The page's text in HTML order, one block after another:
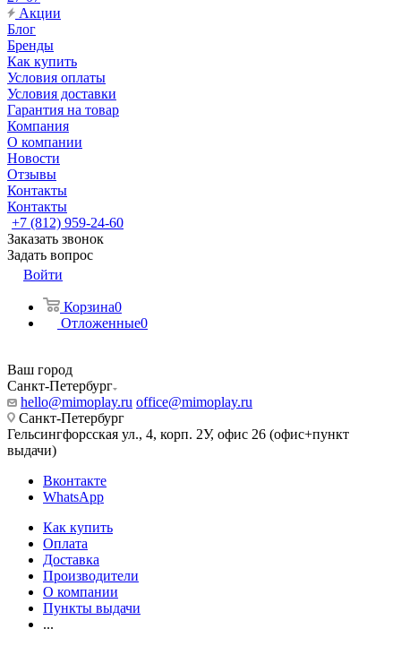
Акции
Блог
Бренды
Как купить
Условия оплаты
Условия доставки
Гарантия на товар
Компания
О компании
Новости
Отзывы
Контакты
Контакты
+7 (812) 959-24-60
Заказать звонок
Задать вопрос
Войти
Корзина0
Отложенные0
Ваш город
Санкт-Петербург
hello@mimoplay.ru office@mimoplay.ru
Санкт-Петербург
Гельсингфорсская ул., 4, корп. 2У, офис 26 (офис+пункт
выдачи)
Вконтакте
WhatsApp
Как купить
Оплата
Доставка
Производители
О компании
Пункты выдачи
...